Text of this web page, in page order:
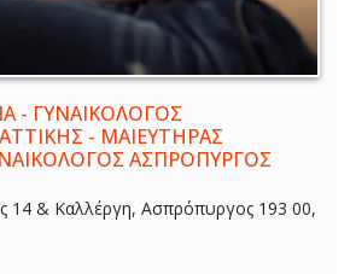
- ΓΥΝΑΙΚΟΛΟΓΟΣ
- ΜΑΙΕΥΤΗΡΑΣ
ΑΣΠΡΟΠΥΡΓΟΣ
14 & Καλλέργη, Ασπρόπυργος 193 00,